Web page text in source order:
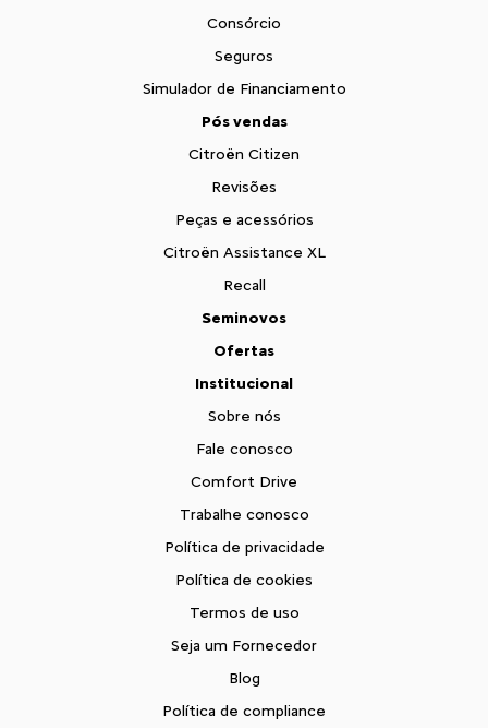
Consórcio
Seguros
Simulador de Financiamento
Pós vendas
Citroën Citizen
Revisões
Peças e acessórios
Citroën Assistance XL
Recall
Seminovos
Ofertas
Institucional
Sobre nós
Fale conosco
Comfort Drive
Trabalhe conosco
Política de privacidade
Política de cookies
Termos de uso
Seja um Fornecedor
Blog
Política de compliance